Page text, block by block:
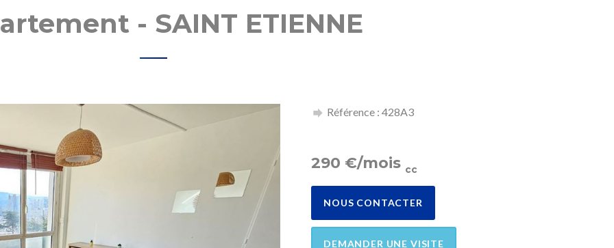
- SAINT ETIENNE
Référence : 428A3
290 €/mois cc
NOUS CONTACTER
DEMANDER UNE VISITE